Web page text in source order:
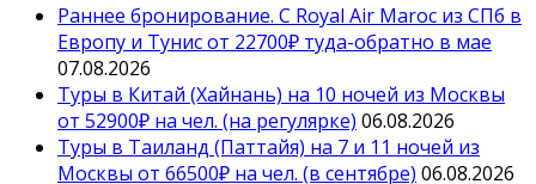
Раннее бронирование. С Royal Air Maroc из СПб в
Европу и Тунис от 22700₽ туда-обратно в мае
07.08.2026
Туры в Китай (Хайнань) на 10 ночей из Москвы
от 52900₽ на чел. (на регулярке) 06.08.2026
Туры в Таиланд (Паттайя) на 7 и 11 ночей из
Москвы от 66500₽ на чел. (в сентябре) 06.08.2026